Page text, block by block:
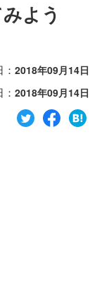
よう
2018年09月14日
2018年09月14日